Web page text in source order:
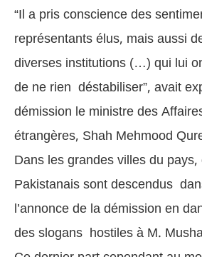
“Il a pris conscience des
représentants élus, mais aussi
diverses institutions (…) qui lui
de ne rien déstabiliser”, avait
démission le ministre des
étrangères, Shah Mehmood
Dans les grandes villes du
Pakistanais sont descendus
l’annonce de la démission en
des slogans hostiles à M.